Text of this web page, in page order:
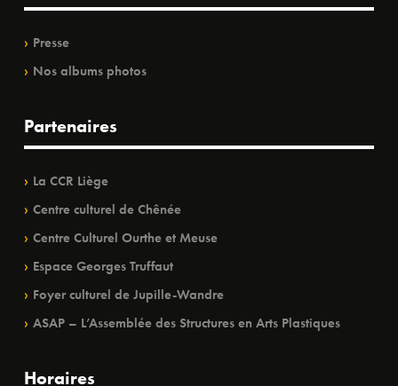
Presse
Nos albums photos
Partenaires
La CCR Liège
Centre culturel de Chênée
Centre Culturel Ourthe et Meuse
Espace Georges Truffaut
Foyer culturel de Jupille-Wandre
ASAP – L’Assemblée des Structures en Arts Plastiques
Horaires